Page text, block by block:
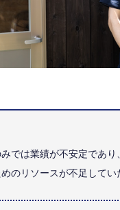
では業績が不安定であり
のリソースが不足してい